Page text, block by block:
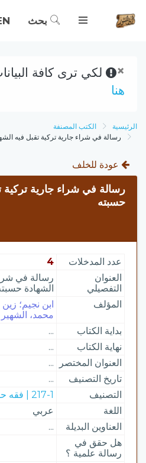
بحث
× لكي ترى كافة
هنا
الرئيسية
الكتب المصنفة
رسالة في شراء جارية تركية تقبل فيه
عودة للخلف
رسالة في شراء جارية تركية
حسبته
عدد المدخلات
4
العنوان
التفصيلي
رسالة في
الشهادة
المؤلف
ابن نجيم؛ زين
محمد، الشهير
بداية الكتاب
...
نهاية الكتاب
...
العنوان المختصر
...
تاريخ التصنيف
...
التصنيف
217-1 | فقه حنفي
اللغة
عربي
العناوين البديلة
...
هل حقق في
رسالة علمية ؟